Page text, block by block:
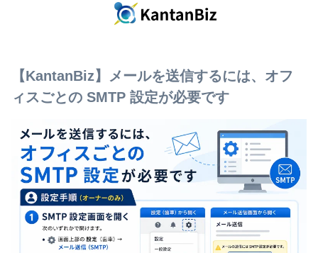
【KantanBiz】メールを送信するには、オフ
ィスごとの SMTP 設定が必要です